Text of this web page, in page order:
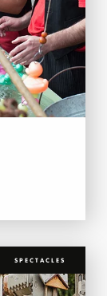
SPECTACLES